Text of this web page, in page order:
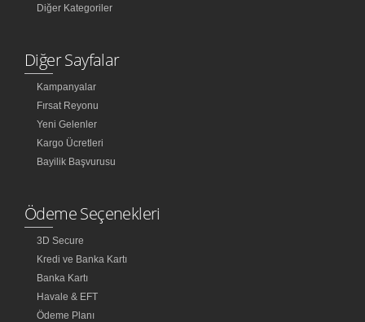
Diğer Kategoriler
Diğer Sayfalar
Kampanyalar
Fırsat Reyonu
Yeni Gelenler
Kargo Ücretleri
Bayilik Başvurusu
Ödeme Seçenekleri
3D Secure
Kredi ve Banka Kartı
Banka Kartı
Havale & EFT
Ödeme Planı